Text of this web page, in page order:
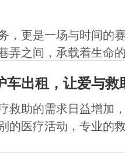
，更是一场与时间的
弄之间，承载着生命
车出租，让爱与救
救助的需求日益增加
的医疗活动，专业的